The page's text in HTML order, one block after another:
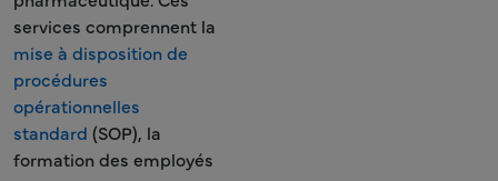
services comprennent la
mise à disposition de
procédures
opérationnelles
standard (SOP), la
formation des employés